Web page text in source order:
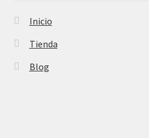
Inicio
Tienda
Blog